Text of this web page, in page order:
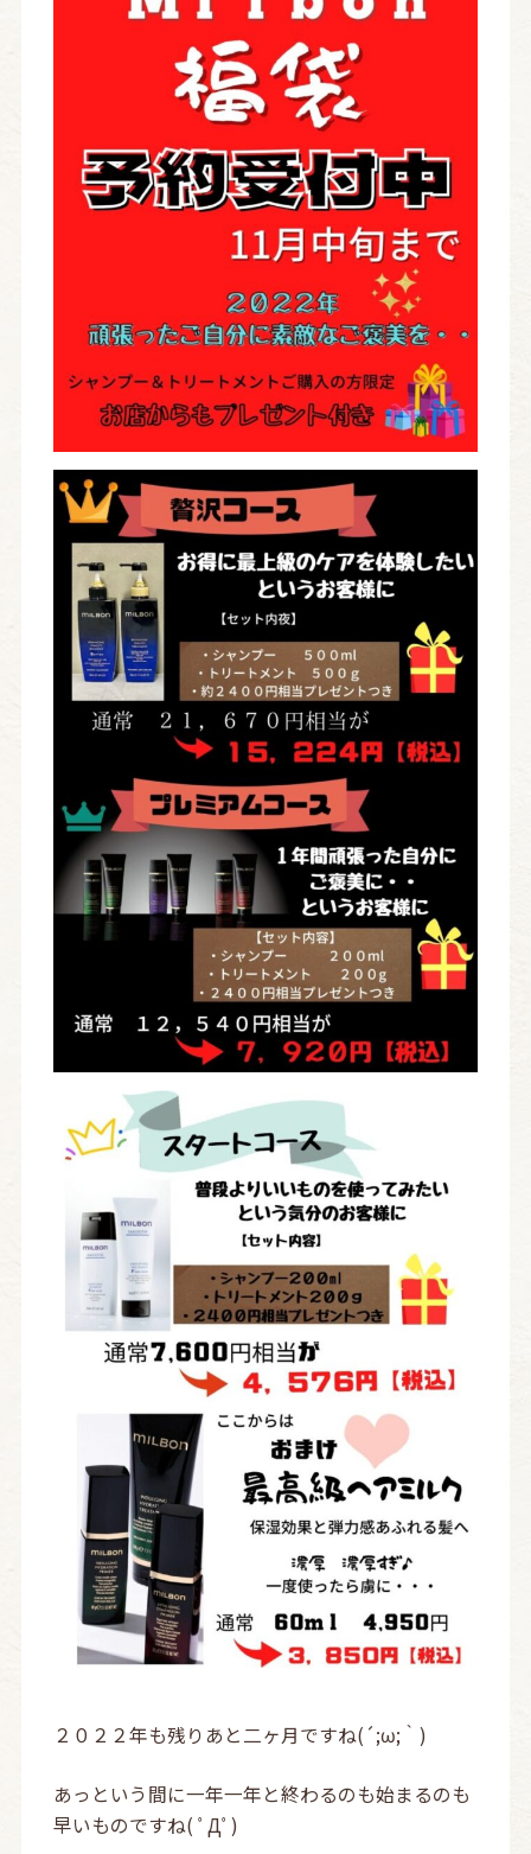
２０２２年も残りあと二ヶ月ですね(´;ω;｀)
あっという間に一年一年と終わるのも始まるのも
早いものですね( ﾟДﾟ)